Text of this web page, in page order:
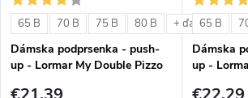
v
v65 B 70 B 75 B 80 B + ďalšie
Dámska podprsenka - push-
up - Lormar My Double Pizzo
65 B
Dámska
up -